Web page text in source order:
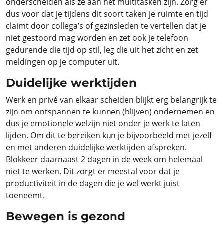
dus voor dat je tijdens dit soort taken je ruimte en tijd
claimt door collega’s of gezinsleden te vertellen dat je
niet gestoord mag worden en zet ook je telefoon
gedurende die tijd op stil, leg die uit het zicht en zet
meldingen op je computer uit.
Duidelijke werktijden
Werk en privé van elkaar scheiden blijkt erg belangrijk te
zijn om ontspannen te kunnen (blijven) ondernemen en
dus je emotionele welzijn niet onder je werk te laten
lijden. Om dit te bereiken kun je bijvoorbeeld met jezelf
en met anderen duidelijke werktijden afspreken.
Blokkeer daarnaast 2 dagen in de week om helemaal
niet te werken. Dit zorgt er meestal voor dat je
productiviteit in de dagen die je wel werkt juist
toeneemt.
Bewegen is gezond